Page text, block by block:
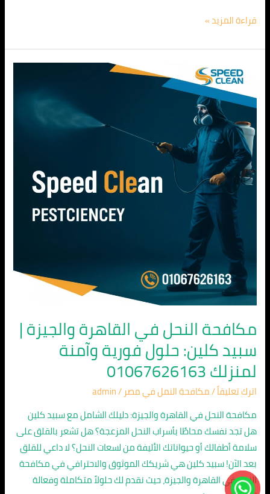
قراءة المزيد »
مكافحة النحل في القاهرة والجيزة |
سبيد كلين: حلول فورية وآمنة
لمنزلك 01067626163
اترك تعليقاً/مكافحة النمل في مصر /
admin
مكافحة النحل في القاهرة والجيزة: دليلك الشامل مع سبيد كلين
هل تجد نفسك محاطًا بأسراب النحل المزعجة؟ هل تشعر بالقلق على
سلامة أطفالك أو حيواناتك الأليفة من لسعات النحل؟ لا داعي للقلق
بعد الآن! سبيد كلين هي شريكك الموثوق والاحترافي في مكافحة
النحل في القاهرة والجيزة، حيث نقدم لك حلولاً متكاملة وفعالة
مكافحة
النحل
في
القاهرة
والجيزة
سبيد
كلين:
فورية
وآمنة
لمنزلك
01067626163